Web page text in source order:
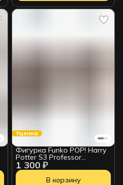
Уценка
1 300 ₽
Фигурка Funko POP! Harry
Potter S3 Professor
McGonagall (37) 10989
УЦЕНКА
В корзину